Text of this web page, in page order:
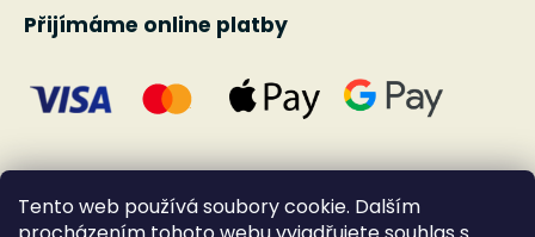
Tento web používá soubory cookie. Dalším
Přijímáme online platby